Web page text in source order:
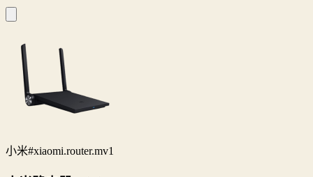
小米#xiaomi.router.mv1